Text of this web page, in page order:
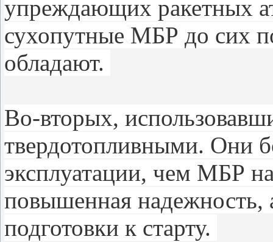
упреждающих ракетных
сухопутные МБР до сих
обладают.
Во-вторых,
твердотопливными. Они
эксплуатации, чем МБР
повышенная надежность,
подготовки к старту.